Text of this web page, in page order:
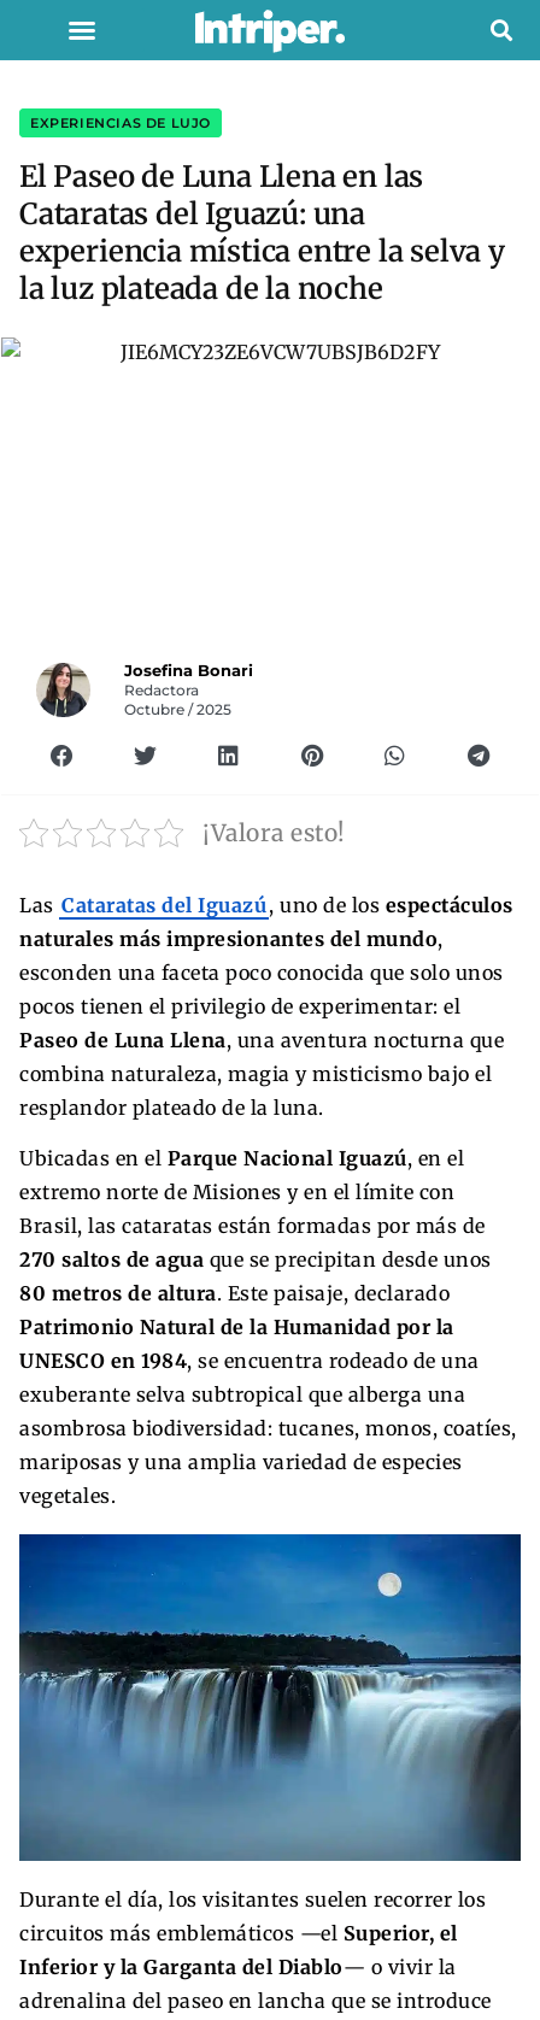
EXPERIENCIAS DE LUJO
El Paseo de Luna Llena en las
Cataratas del Iguazú: una
experiencia mística entre la selva y
la luz plateada de la noche
Josefina Bonari
Redactora
Octubre / 2025
¡Valora esto!
Las Cataratas del Iguazú , uno de los espectáculos
naturales más impresionantes del mundo,
esconden una faceta poco conocida que solo unos
pocos tienen el privilegio de experimentar: el
Paseo de Luna Llena, una aventura nocturna que
combina naturaleza, magia y misticismo bajo el
resplandor plateado de la luna.
Ubicadas en el Parque Nacional Iguazú, en el
extremo norte de Misiones y en el límite con
Brasil, las cataratas están formadas por más de
270 saltos de agua que se precipitan desde unos
80 metros de altura. Este paisaje, declarado
Patrimonio Natural de la Humanidad por la
UNESCO en 1984, se encuentra rodeado de una
exuberante selva subtropical que alberga una
asombrosa biodiversidad: tucanes, monos, coatíes,
mariposas y una amplia variedad de especies
vegetales.
Durante el día, los visitantes suelen recorrer los
circuitos más emblemáticos —el Superior, el
Inferior y la Garganta del Diablo— o vivir la
adrenalina del paseo en lancha que se introduce